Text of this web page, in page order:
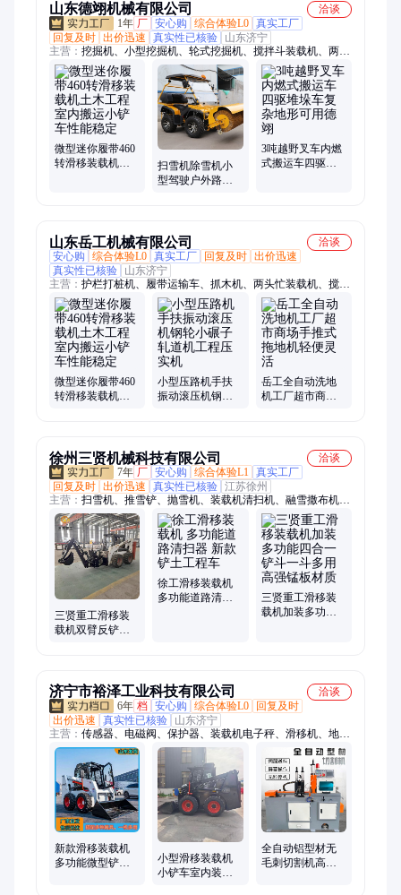
山东德翊机械有限公司
洽谈
1年 厂 安心购 综合体验L0 真实工厂
回复及时 出价迅速 真实性已核验
山东济宁
主营： 挖掘机、小型挖掘机、轮式挖掘机、搅拌斗装载机、两头
忙装载机、装载机、滑移装载机、小型压路机、越野叉车、电动
叉车、电动堆高车、自上料搅拌车、朝天锅搅拌车、铲车、履带
运输车、田园管理机、护栏打桩机、扫雪机、扫雪车、背包钻
机、抛雪机、推雪机、清扫车、柴油叉车、爬山虎
微型迷你履带460
转滑移装载机土
扫雪机除雪机小
型驾驶户外路面
3吨越野叉车内燃
式搬运车四驱堆
山东岳工机械有限公司
洽谈
安心购
综合体验L0 真实工厂 回复及时 出价迅速
真实性已核验
山东济宁
主营： 护栏打桩机、履带运输车、抓木机、两头忙装载机、搅拌
斗装载机、装载机、电动堆高车、铲车、扫雪机、田园管理机、
电动叉车、小挖机、动叉车、扫雪车、自上料搅拌车、取样机、
旋耕机、朝天锅搅拌车、挖掘机、堆高车、小型挖掘机、轮式挖
掘机、小型压路机、越野叉车
微型迷你履带460
转滑移装载机土
小型压路机手扶
振动滚压机钢轮
岳工全自动洗地
机工厂超市商场
徐州三贤机械科技有限公司
洽谈
7年 厂 安心购 综合体验L1 真实工厂
回复及时 出价迅速 真实性已核验 江苏徐州
主营： 扫雪机、推雪铲、抛雪机、装载机清扫机、融雪撒布机、
吹雪机、叉车清扫器、拓荒机、滚刷扫雪机、手推式扫雪机、叉
车扫地机、挖树机、绿篱机、护栏清洗机、封闭式清扫器
三贤重工滑移装
载机双臂反铲挖
徐工滑移装载机
多功能道路清扫
三贤重工滑移装
载机加装多功能
济宁市裕泽工业科技有限公司
洽谈
6年 档 安心购 综合体验L0
回复及时
出价迅速
真实性已核验
山东济宁
主营： 传感器、电磁阀、保护器、装载机电子秤、滑移机、地
磅、电动脚手架、机械抓手、砌筑升降平台、光伏板升降机、内
撑吊具、混凝土振动棒、打标机、研磨机、裁切机、平移门电
机、超市防盗门、磨片磨头、消防机器人、农业打药机、履带底
盘、消防器材
新款滑移装载机
多功能微型铲车
小型滑移装载机
小铲车室内装修
全自动铝型材无
毛刺切割机高精